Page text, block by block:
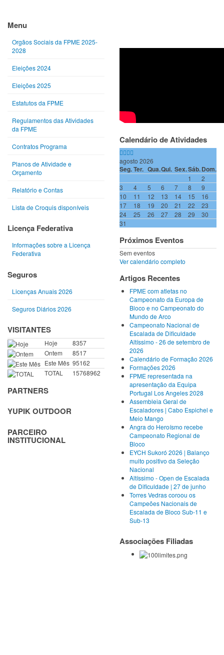
Menu
Orgãos Sociais da FPME 2025-
2028
Eleições 2024
Eleições 2025
Estatutos da FPME
Regulamentos das Atividades
da FPME
Contratos Programa
Planos de Atividade e
Orçamento
Relatório e Contas
Lista de Croquis disponíveis
Licença Federativa
Informações sobre a Licença
Federativa
Seguros
Licenças Anuais 2026
Seguros Diários 2026
VISITANTES
Hoje
8357
Ontem
8517
Este Mês 95162
TOTAL
15768962
PARTNERS
YUPIK OUTDOOR
PARCEIRO
INSTITUCIONAL
Calendário de Atividades
agosto 2026
Seg.Ter. Qua.Qui. Sex.Sáb.Dom.
1
2
3
4 5 6 7 8
9
10
11 12 13 14 15
16
17
18 19 20 21 22
23
24
25 26 27 28 29
30
31
Próximos Eventos
Sem eventos
Ver calendário completo
Artigos Recentes
FPME com atletas no
Campeonato da Europa de
Bloco e no Campeonato do
Mundo de Arco
Campeonato Nacional de
Escalada de Dificuldade
Altíssimo - 26 de setembro de
2026
Calendário de Formação 2026
Formações 2026
FPME representada na
apresentação da Equipa
Portugal Los Angeles 2028
Assembleia Geral de
Escaladores | Cabo Espichel e
Meio Mango
Angra do Heroísmo recebe
Campeonato Regional de
Bloco
EYCH Sukoró 2026 | Balanço
muito positivo da Seleção
Nacional
Altíssimo - Open de Escalada
de Dificuldade | 27 de junho
Torres Vedras coroou os
Campeões Nacionais de
Escalada de Bloco Sub-11 e
Sub-13
Associações Filiadas